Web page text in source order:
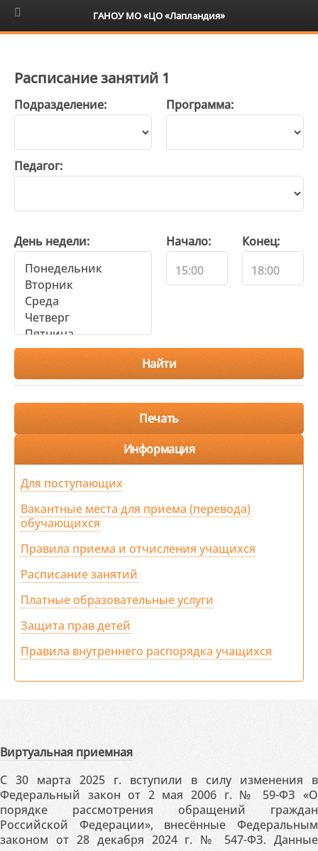
6+
Расписание занятий 1
Подразделение: Программа:
Педагог:
День недели: Начало: Конец:
Информация
Для поступающих
Вакантные места для приема (перевода)
обучающихся
Правила приема и отчисления учащихся
Расписание занятий
Платные образовательные услуги
Защита прав детей
Правила внутреннего распорядка учащихся
Виртуальная приемная
С 30 марта 2025 г. вступили в силу изменения в
Федеральный закон от 2 мая 2006 г. № 59-ФЗ «О
порядке рассмотрения обращений граждан
Российской Федерации», внесённые Федеральным
законом от 28 декабря 2024 г. № 547-ФЗ. Данные
ГАНОУ МО «ЦО «Лапландия»